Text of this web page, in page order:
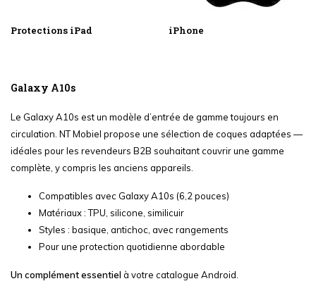
Protections iPad iPhone
Galaxy A10s
Le Galaxy A10s est un modèle d’entrée de gamme toujours en
circulation. NT Mobiel propose une sélection de coques adaptées —
idéales pour les revendeurs B2B souhaitant couvrir une gamme
complète, y compris les anciens appareils.
Compatibles avec Galaxy A10s (6,2 pouces)
Matériaux : TPU, silicone, similicuir
Styles : basique, antichoc, avec rangements
Pour une protection quotidienne abordable
Un complément essentiel à votre catalogue Android.